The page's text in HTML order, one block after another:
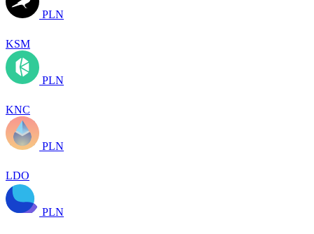
PLN
KSM
PLN
KNC
PLN
LDO
PLN